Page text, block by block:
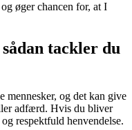
øger chancen for, at I
tackler du
mennesker, og det kan give
adfærd. Hvis du bliver
respektfuld henvendelse.